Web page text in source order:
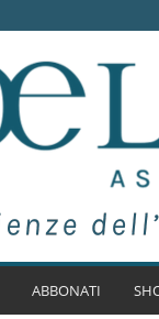
ABBONATI